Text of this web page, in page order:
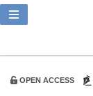
OPEN ACCESS